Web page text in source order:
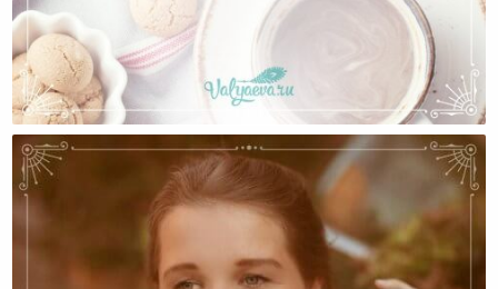
Энергосберегающий Режим